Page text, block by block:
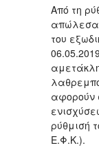
Από τη
του
αφορούν
ρύθμισή
Ε.Φ.Κ.).